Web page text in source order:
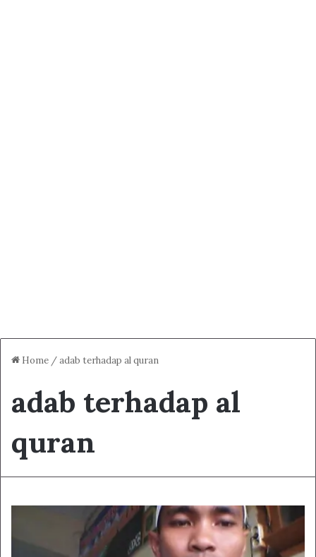
Home /adab terhadap al quran
adab terhadap al
quran